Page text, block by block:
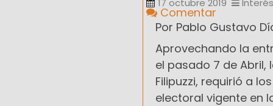
17 octubre 2019
Comentar
Por Pablo Gustavo
Aprovechando la
el pasado 7 de Abril,
Filipuzzi, requirió a
electoral vigente en